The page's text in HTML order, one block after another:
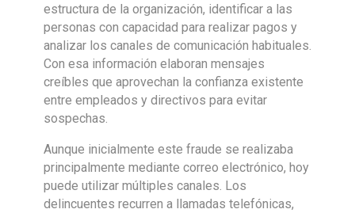
estructura de la organización, identificar a las
personas con capacidad para realizar pagos y
analizar los canales de comunicación habituales.
Con esa información elaboran mensajes
creíbles que aprovechan la confianza existente
entre empleados y directivos para evitar
sospechas.
Aunque inicialmente este fraude se realizaba
principalmente mediante correo electrónico, hoy
puede utilizar múltiples canales. Los
delincuentes recurren a llamadas telefónicas,